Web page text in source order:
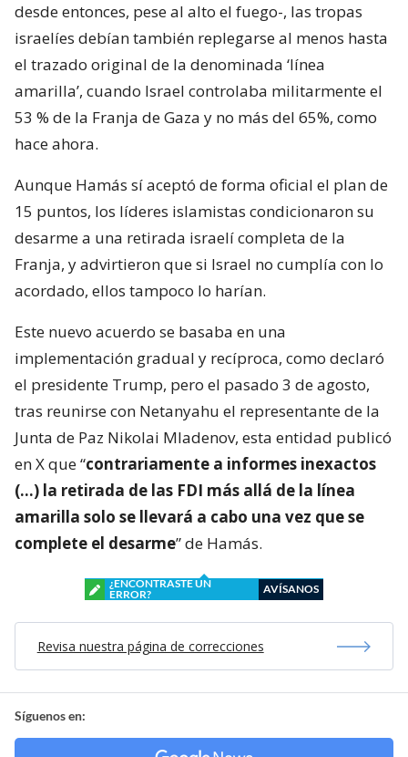
desde entonces, pese al alto el fuego-, las tropas
israelíes debían también replegarse al menos hasta
el trazado original de la denominada ‘línea
amarilla’, cuando Israel controlaba militarmente el
53 % de la Franja de Gaza y no más del 65%, como
hace ahora.
Aunque Hamás sí aceptó de forma oficial el plan de
15 puntos, los líderes islamistas condicionaron su
desarme a una retirada israelí completa de la
Franja, y advirtieron que si Israel no cumplía con lo
acordado, ellos tampoco lo harían.
Este nuevo acuerdo se basaba en una
implementación gradual y recíproca, como declaró
el presidente Trump, pero el pasado 3 de agosto,
tras reunirse con Netanyahu el representante de la
Junta de Paz Nikolai Mladenov, esta entidad publicó
en X que “contrariamente a informes inexactos
(…) la retirada de las FDI más allá de la línea
amarilla solo se llevará a cabo una vez que se
complete el desarme” de Hamás.
¿ENCONTRASTE UN
ERROR?
AVÍSANOS
Revisa nuestra página de correcciones
Síguenos en: